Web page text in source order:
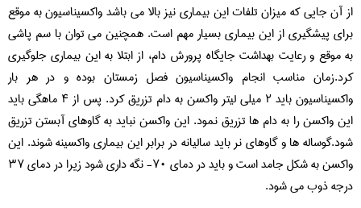
از آن جایی که میزان تلفات این بیماری نیز بالا می باشد واکسیناسیون به موقع
برای پیشگیری از این بیماری بسیار مهم است. همچنین می توان با سم پاشی
به موقع و رعایت بهداشت جایگاه پرورش دام، از ابتلا به این بیماری جلوگیری
کرد.زمان مناسب انجام واکسیناسیون فصل زمستان بوده و در هر بار
واکسیناسیون باید ۲ میلی لیتر واکسن به دام تزریق کرد. پس از ۴ ماهگی باید
این واکسن را به دام ها تزریق نمود. این واکسن نباید به گاوهای آبستن تزریق
شود.گوساله ها و گاوهای نر باید سالیانه در برابر این بیماری واکسینه شوند. این
واکسن به شکل جامد است و باید در دمای ۷۰- نگه داری شود زیرا در دمای ۳۷
درجه ذوب می شود.